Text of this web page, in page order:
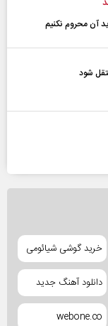
آن محروم نکنیم
شود
خرید گوشی شیائومی
دانلود آهنگ جدید
webone.co